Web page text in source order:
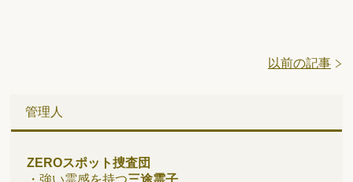
以前の記事
管理人
ZEROスポット捜査団
・強い霊感を持つ三途霊子